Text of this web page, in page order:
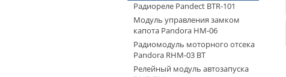
Радиореле Pandect BTR-101
Модуль управления замком
капота Pandora HM-06
Радиомодуль моторного отсека
Pandora RHM-03 BT
Релейный модуль автозапуска